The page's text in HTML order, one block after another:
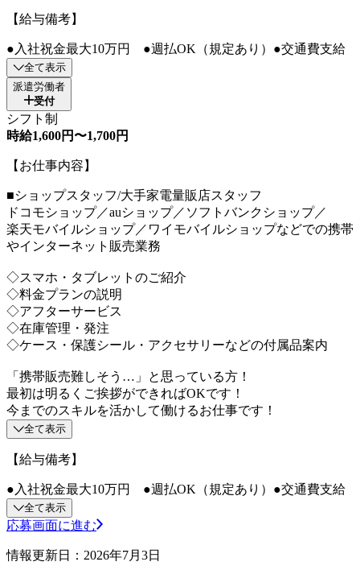
【給与備考】
●入社祝金最大10万円 ●週払OK（規定あり）●交通費支給
全て表示
派遣労働者
受付
シフト制
時給1,600円〜1,700円
【お仕事内容】
■ショップスタッフ/大手家電量販店スタッフ
ドコモショップ／auショップ／ソフトバンクショップ／
楽天モバイルショップ／ワイモバイルショップなどでの携帯
やインターネット販売業務
◇スマホ・タブレットのご紹介
◇料金プランの説明
◇アフターサービス
◇在庫管理・発注
◇ケース・保護シール・アクセサリーなどの付属品案内
「携帯販売難しそう…」と思っている方！
最初は明るくご挨拶ができればOKです！
今までのスキルを活かして働けるお仕事です！
全て表示
【給与備考】
●入社祝金最大10万円 ●週払OK（規定あり）●交通費支給
全て表示
応募画面に進む
情報更新日：2026年7月3日